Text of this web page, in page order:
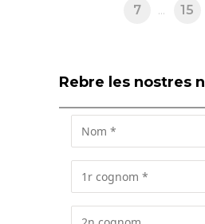
7
... 15
Rebre les nostres